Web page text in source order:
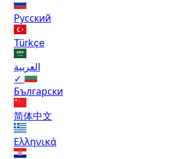
Русский
Türkçe
العربية
✓
Български
简体中文
Ελληνικά